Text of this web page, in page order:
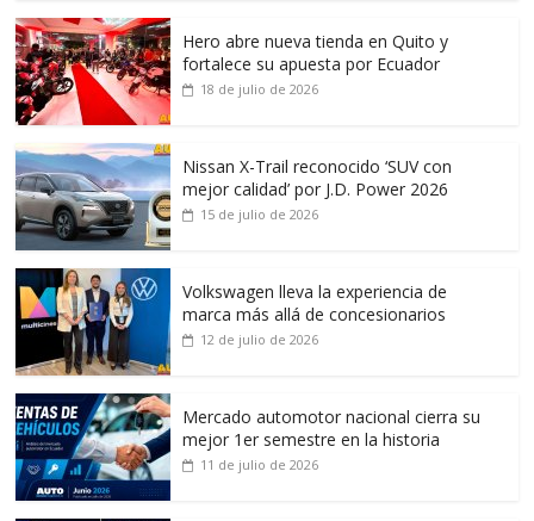
Hero abre nueva tienda en Quito y
fortalece su apuesta por Ecuador
18 de julio de 2026
Nissan X-Trail reconocido ‘SUV con
mejor calidad’ por J.D. Power 2026
15 de julio de 2026
Volkswagen lleva la experiencia de
marca más allá de concesionarios
12 de julio de 2026
Mercado automotor nacional cierra su
mejor 1er semestre en la historia
11 de julio de 2026